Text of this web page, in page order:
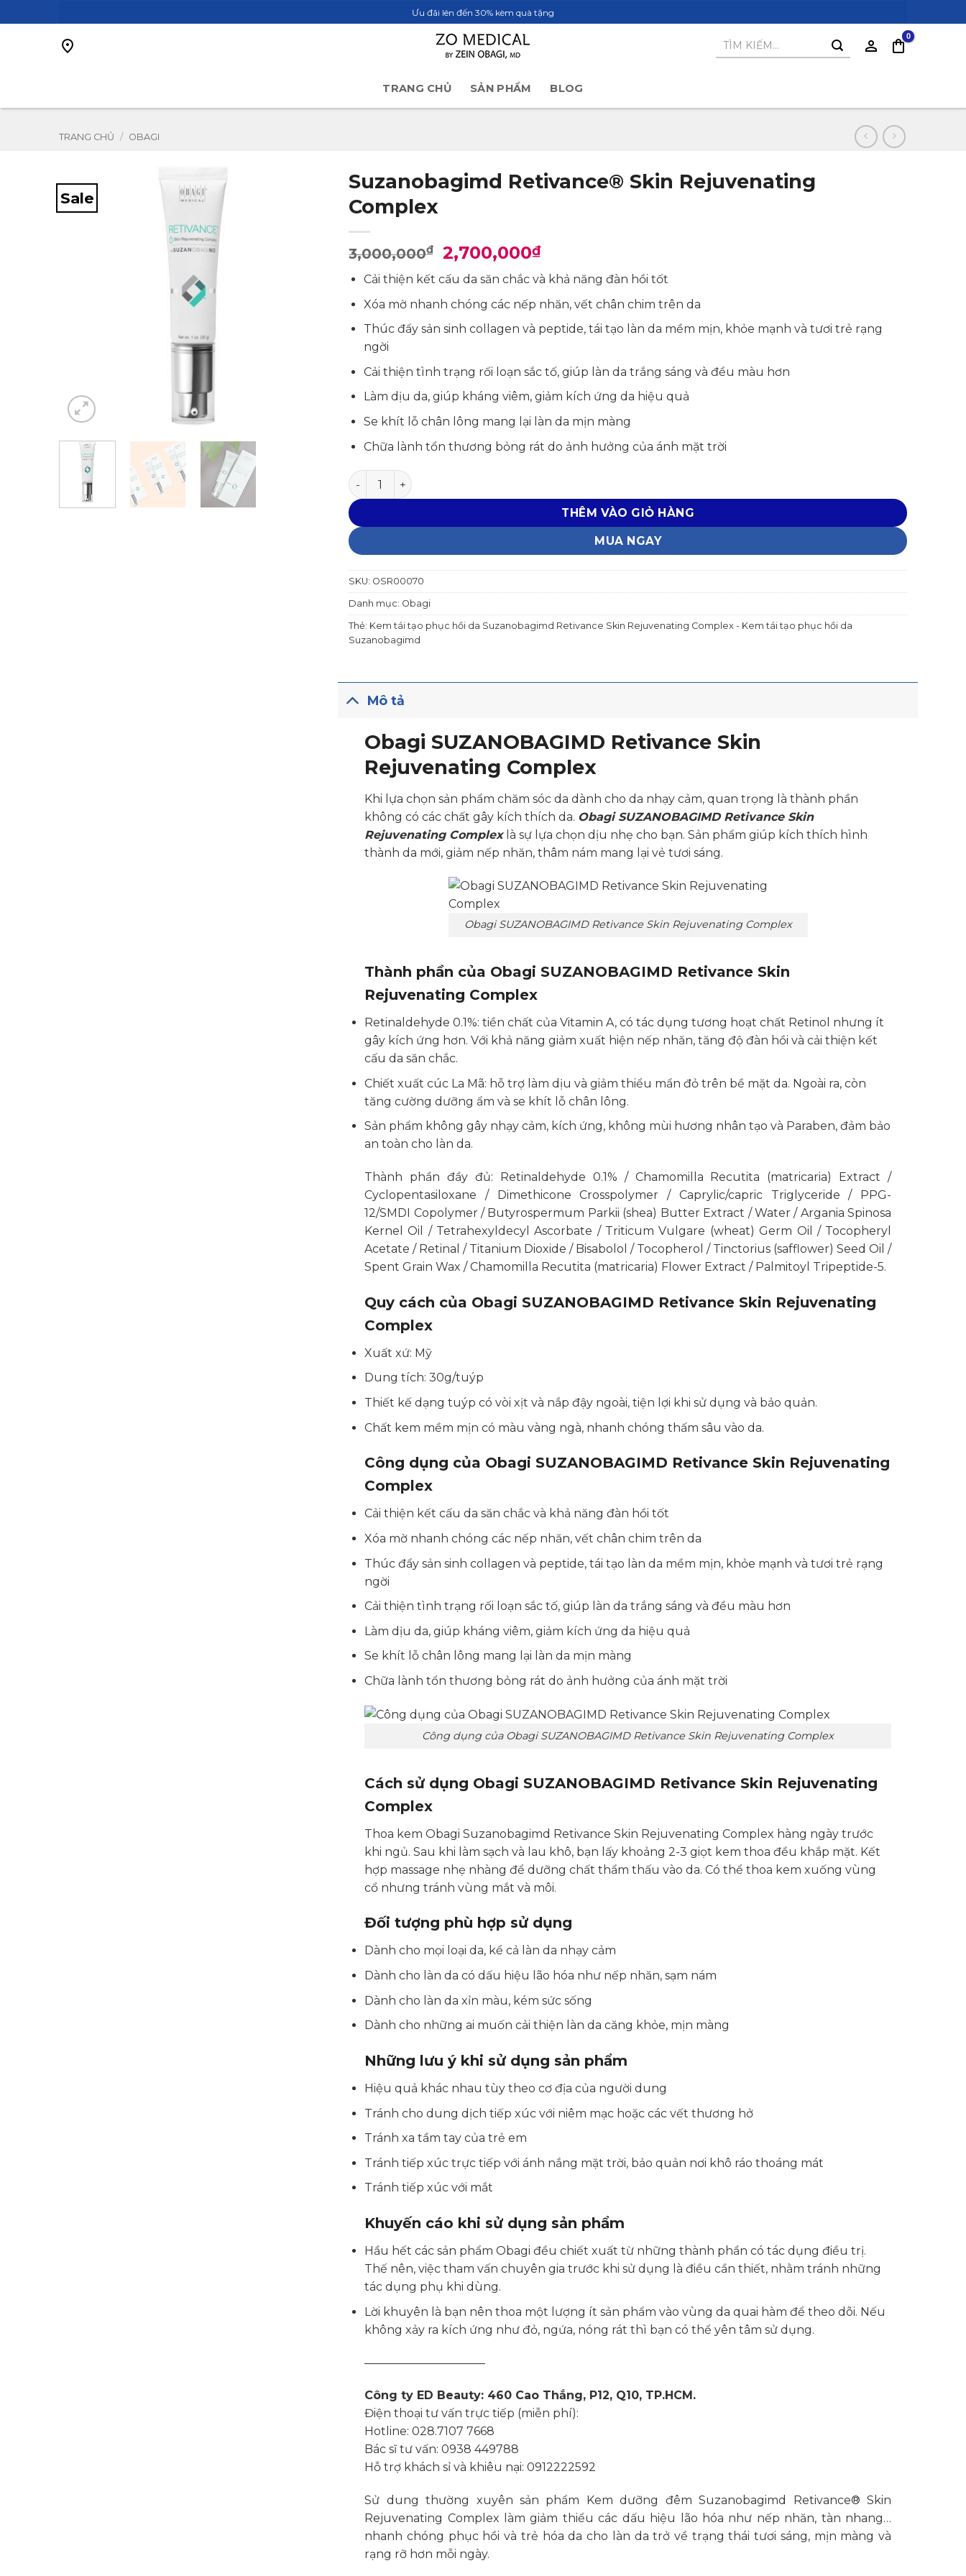
qua
Ưu đãi lên đến 30% kèm quà tặng
Tìm
TRANG CHỦ SẢN PHẨM BLOG
TRANG CHỦ / OBAGI
Sale
Suzanobagimd Retivance® Skin Rejuvenating
Complex
3,000,000₫
Giá
gốc
là:
3,000,000₫.
2,700,000₫Giá
hiện
tại
là:
2,700,000₫.
Cải thiện kết cấu da săn chắc và khả năng đàn hồi tốt
Xóa mờ nhanh chóng các nếp nhăn, vết chân chim trên da
Thúc đẩy sản sinh collagen và peptide, tái tạo làn da mềm mịn, khỏe mạnh và tươi trẻ rạng
ngời
Cải thiện tình trạng rối loạn sắc tố, giúp làn da trắng sáng và đều màu hơn
Làm dịu da, giúp kháng viêm, giảm kích ứng da hiệu quả
Se khít lỗ chân lông mang lại làn da mịn màng
Chữa lành tổn thương bỏng rát do ảnh hưởng của ánh mặt trời
Suzanobagimd Retivance® Skin Rejuvenating Complex số lượng
THÊM VÀO GIỎ HÀNG
MUA NGAY
SKU: OSR00070
Danh mục: Obagi
Thẻ: Kem tái tạo phục hồi da Suzanobagimd Retivance Skin Rejuvenating Complex - Kem tái tạo phục hồi da
Suzanobagimd
Mô tả
ObagiSUZANOBAGIMD Retivance Skin
Rejuvenating Complex
Khi lựa chọn sản phẩm chăm sóc da dành cho da nhạy cảm, quan trọng là thành phần
không có các chất gây kích thích da. Obagi SUZANOBAGIMD Retivance Skin
Rejuvenating Complex là sự lựa chọn dịu nhẹ cho bạn. Sản phẩm giúp kích thích hình
thành da mới, giảm nếp nhăn, thâm nám mang lại vẻ tươi sáng.
Obagi SUZANOBAGIMD Retivance Skin Rejuvenating Complex
Thành phần của Obagi SUZANOBAGIMD Retivance Skin
Rejuvenating Complex
Retinaldehyde 0.1%: tiền chất của Vitamin A, có tác dụng tương hoạt chất Retinol nhưng ít
gây kích ứng hơn. Với khả năng giảm xuất hiện nếp nhăn, tăng độ đàn hồi và cải thiện kết
cấu da săn chắc.
Chiết xuất cúc La Mã: hỗ trợ làm dịu và giảm thiểu mẩn đỏ trên bề mặt da. Ngoài ra, còn
tăng cường dưỡng ẩm và se khít lỗ chân lông.
Sản phẩm không gây nhạy cảm, kích ứng, không mùi hương nhân tạo và Paraben, đảm bảo
an toàn cho làn da.
Thành phần đầy đủ: Retinaldehyde 0.1% / Chamomilla Recutita (matricaria) Extract /
Cyclopentasiloxane / Dimethicone Crosspolymer / Caprylic/capric Triglyceride / PPG-
12/SMDI Copolymer / Butyrospermum Parkii (shea) Butter Extract / Water / Argania Spinosa
Kernel Oil / Tetrahexyldecyl Ascorbate / Triticum Vulgare (wheat) Germ Oil / Tocopheryl
Acetate / Retinal / Titanium Dioxide / Bisabolol / Tocopherol / Tinctorius (safflower) Seed Oil /
Spent Grain Wax / Chamomilla Recutita (matricaria) Flower Extract / Palmitoyl Tripeptide-5.
Quy cách của Obagi SUZANOBAGIMD Retivance Skin Rejuvenating
Complex
Xuất xứ: Mỹ
Dung tích: 30g/tuýp
Thiết kế dạng tuýp có vòi xịt và nắp đậy ngoài, tiện lợi khi sử dụng và bảo quản.
Chất kem mềm mịn có màu vàng ngà, nhanh chóng thấm sâu vào da.
Công dụng của Obagi SUZANOBAGIMD Retivance Skin Rejuvenating
Complex
Cải thiện kết cấu da săn chắc và khả năng đàn hồi tốt
Xóa mờ nhanh chóng các nếp nhăn, vết chân chim trên da
Thúc đẩy sản sinh collagen và peptide, tái tạo làn da mềm mịn, khỏe mạnh và tươi trẻ rạng
ngời
Cải thiện tình trạng rối loạn sắc tố, giúp làn da trắng sáng và đều màu hơn
Làm dịu da, giúp kháng viêm, giảm kích ứng da hiệu quả
Se khít lỗ chân lông mang lại làn da mịn màng
Chữa lành tổn thương bỏng rát do ảnh hưởng của ánh mặt trời
Công dụng của Obagi SUZANOBAGIMD Retivance Skin Rejuvenating Complex
Cách sử dụng Obagi SUZANOBAGIMD Retivance Skin Rejuvenating
Complex
Thoa kem Obagi Suzanobagimd Retivance Skin Rejuvenating Complex hàng ngày trước
khi ngủ. Sau khi làm sạch và lau khô, bạn lấy khoảng 2-3 giọt kem thoa đều khắp mặt. Kết
hợp massage nhẹ nhàng để dưỡng chất thẩm thấu vào da. Có thể thoa kem xuống vùng
cổ nhưng tránh vùng mắt và môi.
Đối tượng phù hợp sử dụng
Dành cho mọi loại da, kể cả làn da nhạy cảm
Dành cho làn da có dấu hiệu lão hóa như nếp nhăn, sạm nám
Dành cho làn da xỉn màu, kém sức sống
Dành cho những ai muốn cải thiện làn da căng khỏe, mịn màng
Những lưu ý khi sử dụng sản phẩm
Hiệu quả khác nhau tùy theo cơ địa của người dung
Tránh cho dung dịch tiếp xúc với niêm mạc hoặc các vết thương hở
Tránh xa tầm tay của trẻ em
Tránh tiếp xúc trực tiếp với ánh nắng mặt trời, bảo quản nơi khô ráo thoáng mát
Tránh tiếp xúc với mắt
Khuyến cáo khi sử dụng sản phẩm
Hầu hết các sản phẩm Obagi đều chiết xuất từ những thành phần có tác dụng điều trị.
Thế nên, việc tham vấn chuyên gia trước khi sử dụng là điều cần thiết, nhằm tránh những
tác dụng phụ khi dùng.
Lời khuyên là bạn nên thoa một lượng ít sản phẩm vào vùng da quai hàm để theo dõi. Nếu
không xảy ra kích ứng như đỏ, ngứa, nóng rát thì bạn có thể yên tâm sử dụng.
——————————–
Công ty ED Beauty: 460 Cao Thắng, P12, Q10, TP.HCM.
Điện thoại tư vấn trực tiếp (miễn phí):
Hotline: 028.7107 7668
Bác sĩ tư vấn: 0938 449788
Hỗ trợ khách sỉ và khiêu nại: 0912222592
Sử dung thường xuyên sản phẩm Kem dưỡng đêm Suzanobagimd Retivance® Skin
Rejuvenating Complex làm giảm thiểu các dấu hiệu lão hóa như nếp nhăn, tàn nhang…
nhanh chóng phục hồi và trẻ hóa da cho làn da trở về trạng thái tươi sáng, mịn màng và
rạng rỡ hơn mỗi ngày.